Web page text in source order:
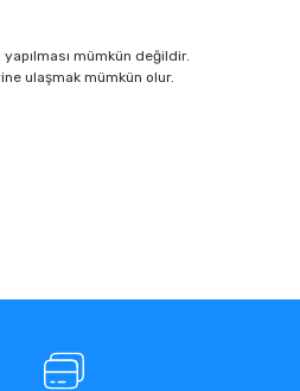
mümkün değildir.
ulaşmak mümkün olur.